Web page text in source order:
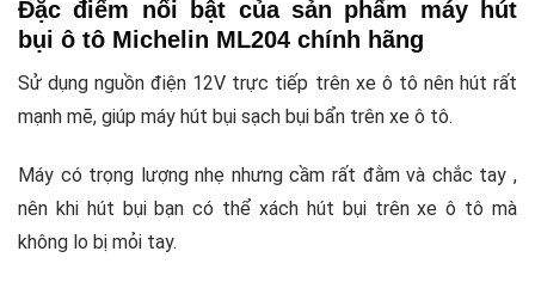
Đặc điểm nổi bật của sản phẩm máy hút
bụi ô tô Michelin ML204 chính hãng
Sử dụng nguồn điện 12V trực tiếp trên xe ô tô nên hút rất
mạnh mẽ, giúp máy hút bụi sạch bụi bẩn trên xe ô tô.
Máy có trọng lượng nhẹ nhưng cầm rất đằm và chắc tay ,
nên khi hút bụi bạn có thể xách hút bụi trên xe ô tô mà
không lo bị mỏi tay.